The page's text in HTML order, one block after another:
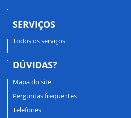
SERVIÇOS
Todos os serviços
DÚVIDAS?
Mapa do site
Perguntas frequentes
Telefones